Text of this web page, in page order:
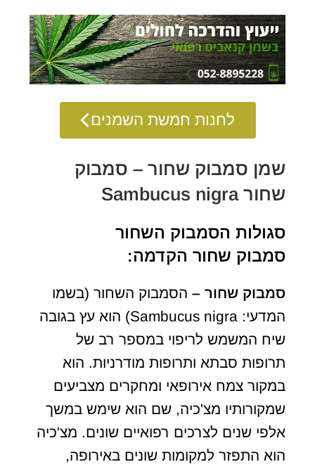
לחנות חמשת השמנים
שמן סמבוק שחור – סמבוק
שחור Sambucus nigra
סגולות הסמבוק השחור
סמבוק שחור הקדמה:
סמבוק שחור – הסמבוק השחור (בשמו
המדעי: Sambucus nigra) הוא עץ בגובה
שיח המשמש לריפוי במספר רב של
תרופות סבתא ותרופות מודרניות. הוא
במקור צמח אירופאי ומחקרים מצביעים
שמקורותיו מצ'כיה, שם הוא שימש במשך
אלפי שנים לצרכים רפואיים שונים. מצ'כיה
הוא התפזר למקומות שונים באירופה,